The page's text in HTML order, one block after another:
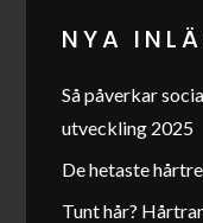
NYA
Så påverkar
utveckling 2025
De hetaste
Tunt hår?